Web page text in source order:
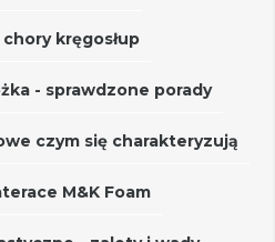
kręgosłup
- sprawdzone porady
czym się charakteryzują
M&K Foam